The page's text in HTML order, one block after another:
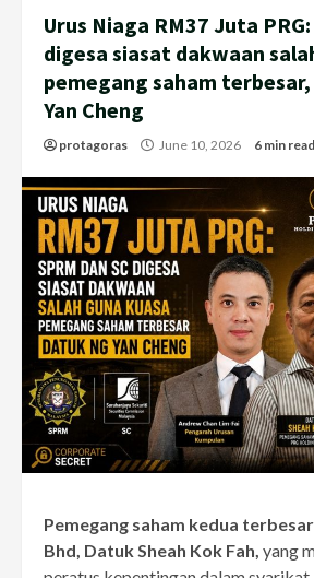
Urus Niaga RM37 Juta PRG:
digesa siasat dakwaan
pemegang saham
Yan Cheng
protagoras June 10, 2026 6 min read
Pemegang saham kedua
Bhd, Datuk Sheah Kok Fah, yang